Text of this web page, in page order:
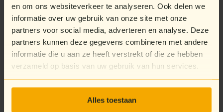
en om ons websiteverkeer te analyseren. Ook delen we
informatie over uw gebruik van onze site met onze
partners voor social media, adverteren en analyse. Deze
partners kunnen deze gegevens combineren met andere
informatie die u aan ze heeft verstrekt of die ze hebben
verzameld op basis van uw gebruik van hun services.
Alles toestaan